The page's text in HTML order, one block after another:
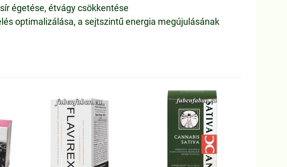
égetése, étvágy csökkentése
optimalizálása, a sejtszintű energia megújulásának